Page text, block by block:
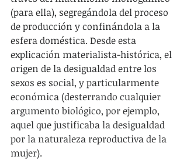
(para ella), segregándola del proceso
de producción y confinándola a la
esfera doméstica. Desde esta
explicación materialista-histórica, el
origen de la desigualdad entre los
sexos es social, y particularmente
económica (desterrando cualquier
argumento biológico, por ejemplo,
aquel que justificaba la desigualdad
por la naturaleza reproductiva de la
mujer).